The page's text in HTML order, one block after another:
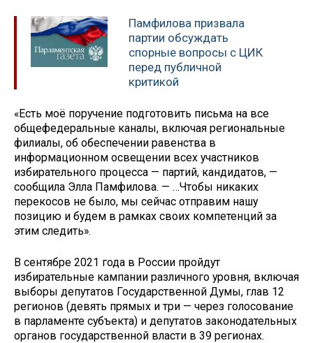
Памфилова призвала
партии обсуждать
спорные вопросы с ЦИК
перед публичной
критикой
«Есть моё поручение подготовить письма на все
общефедеральные каналы, включая региональные
филиалы, об обеспечении равенства в
информационном освещении всех участников
избирательного процесса — партий, кандидатов, —
сообщила Элла Памфилова. — …Чтобы никаких
перекосов не было, мы сейчас отправим нашу
позицию и будем в рамках своих компетенций за
этим следить».
В сентябре 2021 года в России пройдут
избирательные кампании различного уровня, включая
выборы депутатов Государственной Думы, глав 12
регионов (девять прямых и три — через голосование
в парламенте субъекта) и депутатов законодательных
органов государственной власти в 39 регионах.